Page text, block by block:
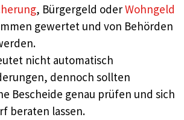
, Bürgergeld oderWohngeld
gewertet und von Behörden
nicht automatisch
dennoch sollten
Bescheide genau prüfen und sich
beraten lassen.​